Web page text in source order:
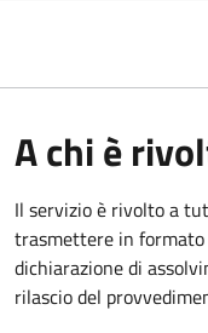
A chi è
Il servizio è rivolto a
trasmettere in
dichiarazione di
rilascio del